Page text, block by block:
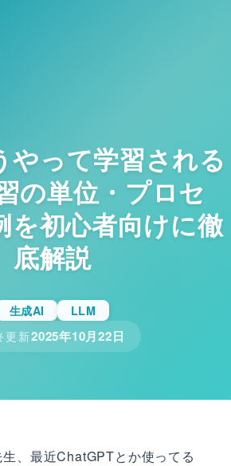
やって学習される
の単位・プロセ
を初心者向けに徹
底解説
生成AI
LLM
更新2025年10月22日
、最近ChatGPTとか使ってる